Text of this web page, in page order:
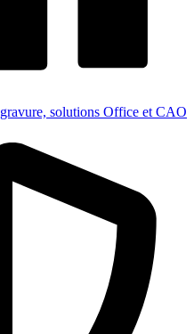
solutions Office et CAO